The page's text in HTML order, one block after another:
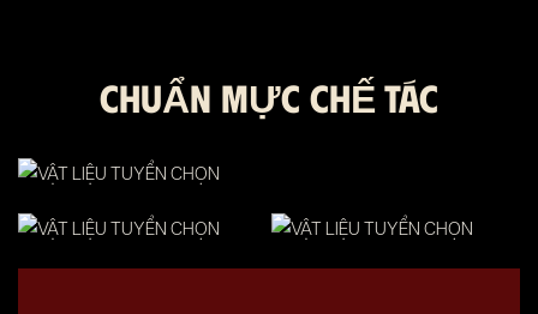
CHUẨN MỰC CHẾ TÁC